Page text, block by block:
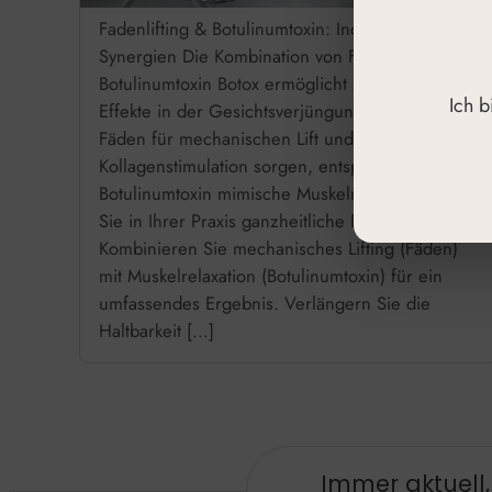
Fadenlifting & Botulinumtoxin: Indikation &
Synergien Die Kombination von Fadenlifting plus
Botulinumtoxin Botox ermöglicht synergistische
Effekte in der Gesichtsverjüngung. Während
Fäden für mechanischen Lift und
Kollagenstimulation sorgen, entspannt
Botulinumtoxin mimische Muskeln. So erzielen
Sie in Ihrer Praxis ganzheitliche Ergebnisse.
Kombinieren Sie mechanisches Lifting (Fäden)
mit Muskelrelaxation (Botulinumtoxin) für ein
umfassendes Ergebnis. Verlängern Sie die
Haltbarkeit […]
Immer
Ich